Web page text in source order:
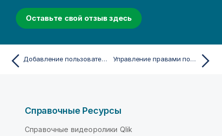
Оставьте свой отзыв здесь
Добавление пользователей в Qlik Cloud Управление правами пользователей
Справочные Ресурсы
Справочные видеоролики Qlik